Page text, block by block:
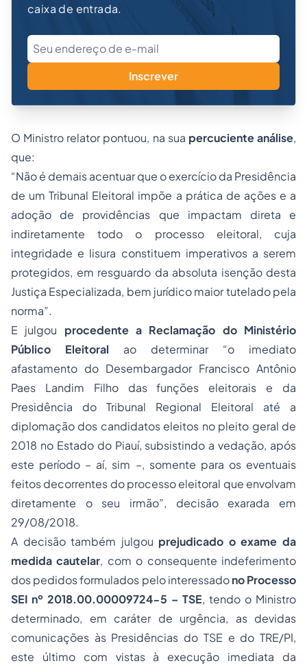
caixa de entrada.
Inscrever
O Ministro relator pontuou, na sua percuciente análise,
que:
“Não é demais acentuar que o exercício da Presidência
de um Tribunal Eleitoral impõe a prática de ações e a
adoção de providências que impactam direta e
indiretamente todo o processo eleitoral, cuja
integridade e lisura constituem imperativos a serem
protegidos, em resguardo da absoluta isenção desta
Justiça Especializada, bem jurídico maior tutelado pela
norma”.
E julgou procedente a Reclamação do Ministério
Público Eleitoral ao determinar “o imediato
afastamento do Desembargador Francisco Antônio
Paes Landim Filho das funções eleitorais e da
Presidência do Tribunal Regional Eleitoral até a
diplomação dos candidatos eleitos no pleito geral de
2018 no Estado do Piauí, subsistindo a vedação, após
este período – aí, sim –, somente para os eventuais
feitos decorrentes do processo eleitoral que envolvam
diretamente o seu irmão”, decisão exarada em
29/08/2018.
A decisão também julgou prejudicado o exame da
medida cautelar, com o consequente indeferimento
dos pedidos formulados pelo interessadono Processo
SEI nº 2018.00.00009724-5 – TSE, tendo o Ministro
determinado, em caráter de urgência, as devidas
comunicações às Presidências do TSE e do TRE/PI,
este último com vistas à execução imediata da